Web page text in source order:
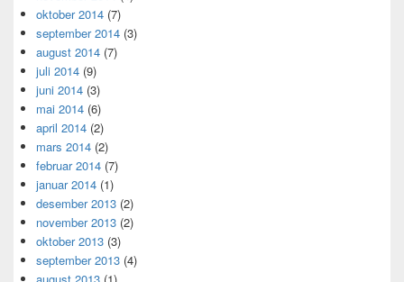
oktober 2014 (7)
september 2014 (3)
august 2014 (7)
juli 2014 (9)
juni 2014 (3)
mai 2014 (6)
april 2014 (2)
mars 2014 (2)
februar 2014 (7)
januar 2014 (1)
desember 2013 (2)
november 2013 (2)
oktober 2013 (3)
september 2013 (4)